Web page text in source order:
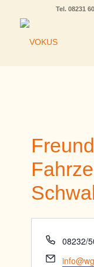
Tel. 08231
Telefon
08232/
Email